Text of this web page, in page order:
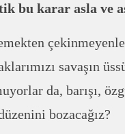
bu karar asla ve
savaşın
da, barışı,
bozacağız?